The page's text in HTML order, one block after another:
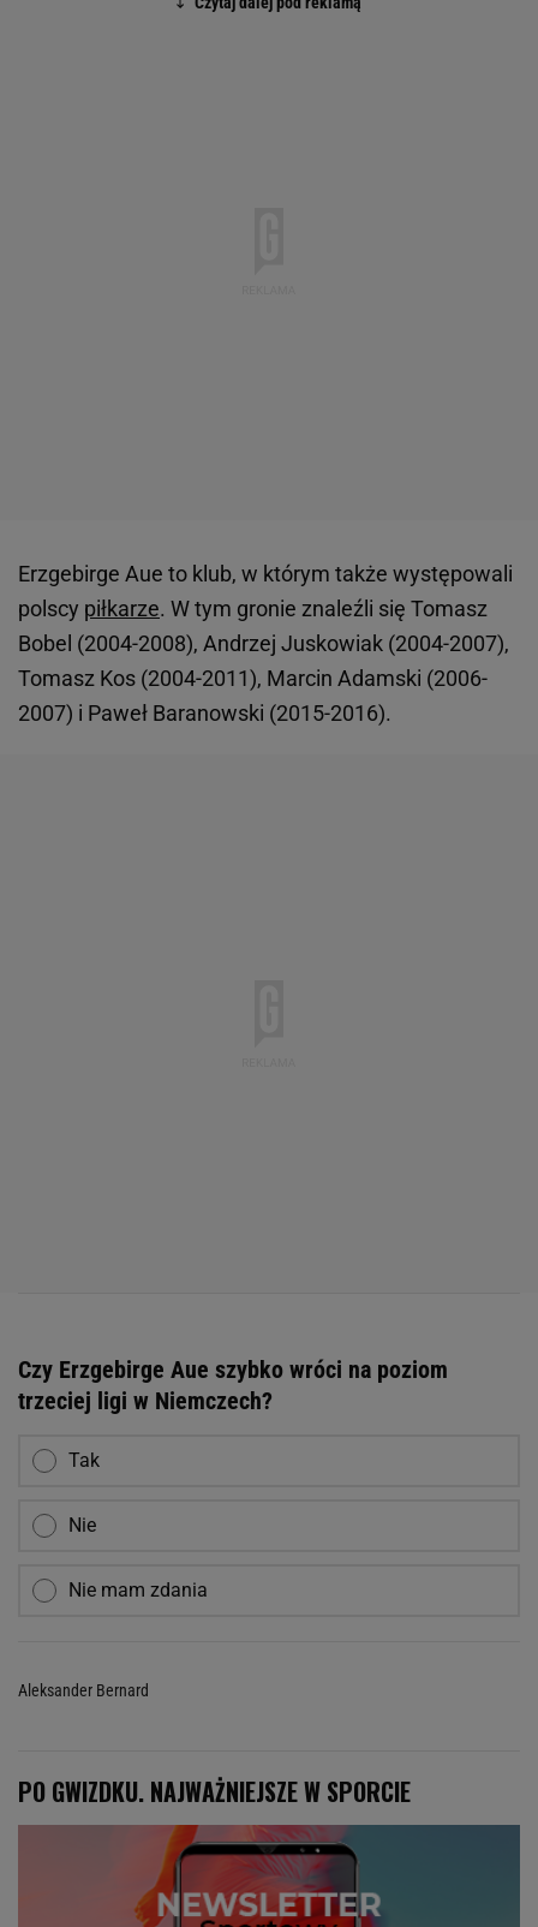
Erzgebirge Aue to klub, w którym także występowali
polscy piłkarze. W tym gronie znaleźli się Tomasz
Bobel (2004-2008), Andrzej Juskowiak (2004-2007),
Tomasz Kos (2004-2011), Marcin Adamski (2006-
2007) i Paweł Baranowski (2015-2016).
Czy Erzgebirge Aue szybko wróci na poziom
trzeciej ligi w Niemczech?
Tak
Nie
Nie mam zdania
Aleksander Bernard